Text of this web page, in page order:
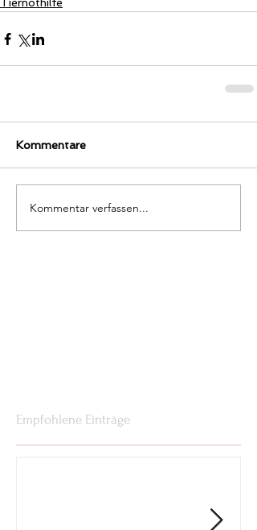
Tiernothilfe
Kommentare
Kommentar verfassen...
Empfohlene Einträge